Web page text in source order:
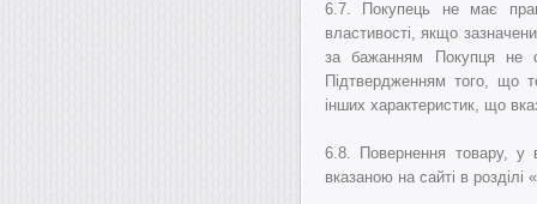
6.7.
Покупець не має
властивості, якщо
за бажанням Покупця не
Підтвердженням того, що
інших характеристик, що
6.8.
Повернення товару, у
вказаною на сайті в розділі